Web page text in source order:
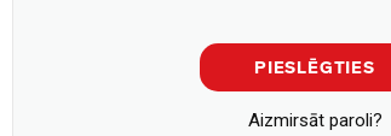
PIESLĒGTIES
Aizmirsāt paroli?